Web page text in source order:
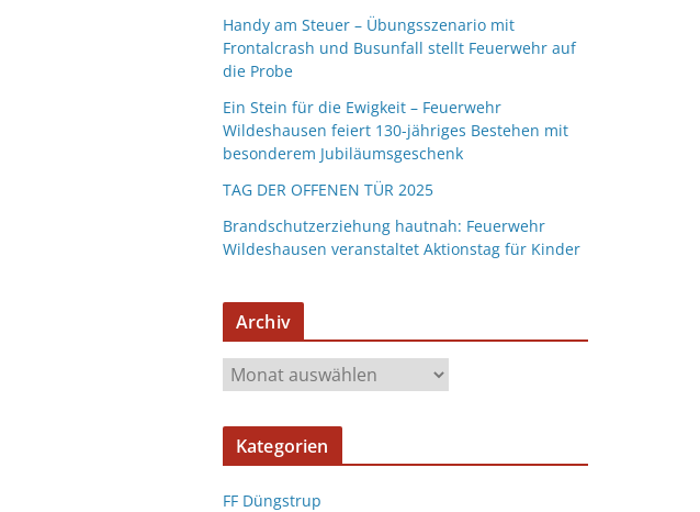
Handy am Steuer – Übungsszenario mit
Frontalcrash und Busunfall stellt Feuerwehr auf
die Probe
Ein Stein für die Ewigkeit – Feuerwehr
Wildeshausen feiert 130-jähriges Bestehen mit
besonderem Jubiläumsgeschenk
TAG DER OFFENEN TÜR 2025
Brandschutzerziehung hautnah: Feuerwehr
Wildeshausen veranstaltet Aktionstag für Kinder
Archiv
Kategorien
FF Düngstrup